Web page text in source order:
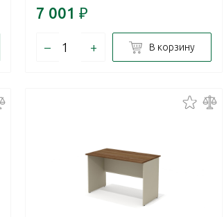
7 001 ₽
– + В корзину